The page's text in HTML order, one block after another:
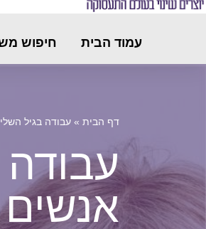
עמוד הבית חיפוש
דף הבית » עבודה בגיל
עבודה